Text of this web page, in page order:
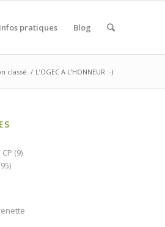
Infos pratiques Blog
classé / L’OGEC A L’HONNEUR :-)
(9)